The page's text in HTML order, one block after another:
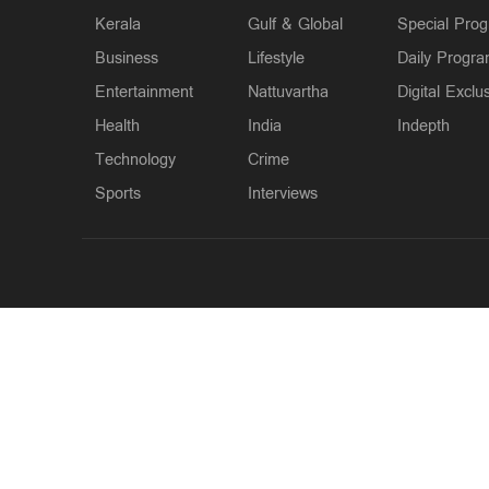
Kerala
Business
Entertainment
Health
Technology
Sports
Gulf & Global
Lifestyle
Nattuvartha
India
Crime
Interviews
Special
Daily
Digital
Indepth